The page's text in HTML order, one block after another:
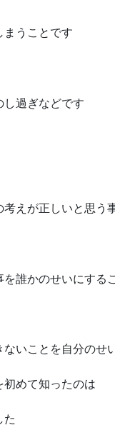
まうことです
し過ぎなどです
えが正しいと思う
誰かのせいにする
いことを自分のせ
めて知ったのは
た